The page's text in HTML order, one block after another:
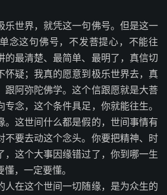
世界，就凭这一句佛号。但是这一
念这句佛号，不发菩提心，不能往
的最清楚、最简单、最明了，真信切
怀疑；我真的愿意到极乐世界去，真
跟阿弥陀佛学。这个信跟愿就是大菩
念，这个条件具足，你就能往生。
。这世间什么都是假的，世间事情有
不要去动这个念头。你要把精神、时
，这个大事因缘错过了，你到哪一生
，一定要懂。
在这个世间一切随缘，是为众生的